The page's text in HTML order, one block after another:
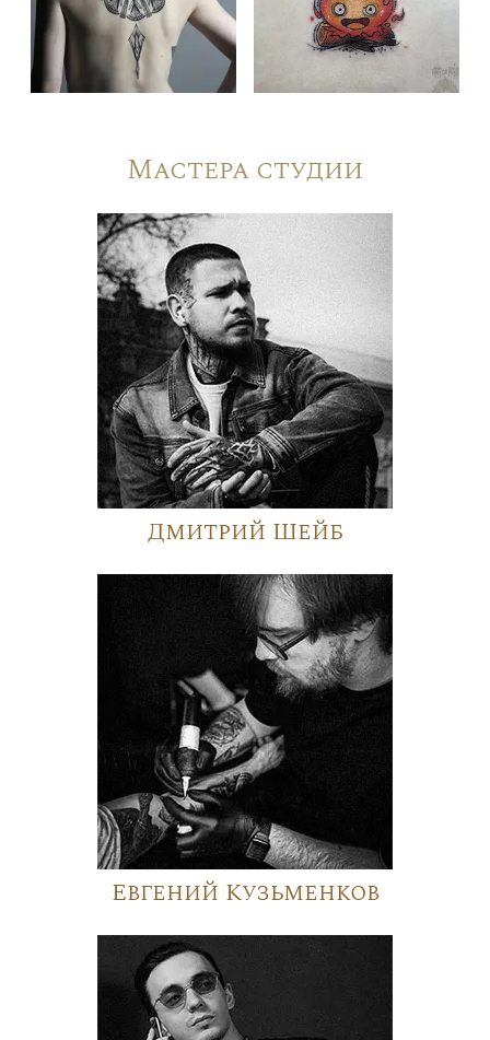
Мастера студии
Дмитрий Шейб
Евгений Кузьменков